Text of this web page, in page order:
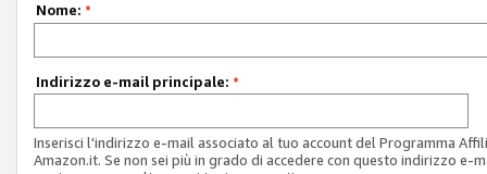
Nome: *
Indirizzo e-mail principale: *
Inserisci l'indirizzo e-mail associato al tuo account del Programma
Amazon.it. Se non sei più in grado di accedere con questo indirizzo e-